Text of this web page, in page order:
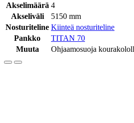
Akselimäärä 4
Akseliväli
5150 mm
Nosturiteline Kiinteä nosturiteline
Pankko
TITAN 70
Muuta
Ohjaamosuoja